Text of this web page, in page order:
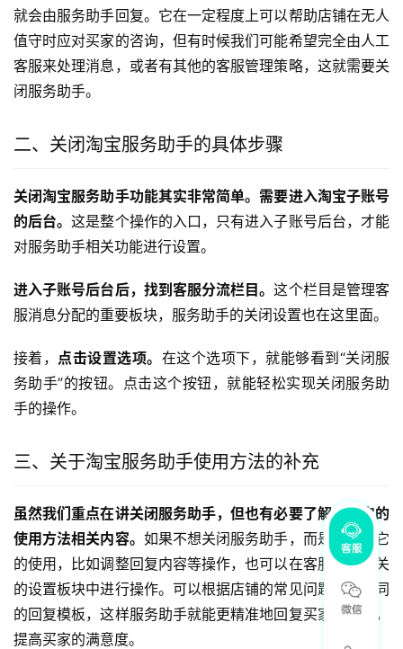
就会由服务助手回复。它在一定程度上可以帮助店铺在无人
值守时应对买家的咨询，但有时候我们可能希望完全由人工
客服来处理消息，或者有其他的客服管理策略，这就需要关
闭服务助手。
二、关闭淘宝服务助手的具体步骤
关闭淘宝服务助手功能其实非常简单。需要进入淘宝子账号
的后台。这是整个操作的入口，只有进入子账号后台，才能
对服务助手相关功能进行设置。
进入子账号后台后，找到客服分流栏目。这个栏目是管理客
服消息分配的重要板块，服务助手的关闭设置也在这里面。
接着， 点击设置选项。 在这个选项下，就能够看到“关闭服
务助手”的按钮。点击这个按钮，就能轻松实现关闭服务助
手的操作。
三、关于淘宝服务助手使用方法的补充
虽然我们重点在讲关闭服务助手，但也有必要了解一下它的
使用方法相关内容。 如果不想关闭服务助手，而是想优化它
的使用，比如调整回复内容等操作，也可以在客服分流相关
的设置板块中进行操作。可以根据店铺的常见问题设置不同
的回复模板，这样服务助手就能更精准地回复买家的咨询，
提高买家的满意度。